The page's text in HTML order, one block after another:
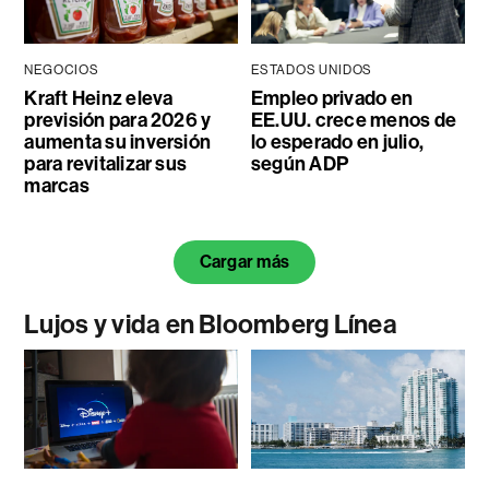
NEGOCIOS
Kraft Heinz eleva
previsión para 2026 y
aumenta su inversión
para revitalizar sus
marcas
ESTADOS UNIDOS
Empleo privado en
EE.UU. crece menos de
lo esperado en julio,
según ADP
Cargar más
Lujos y vida en Bloomberg Línea